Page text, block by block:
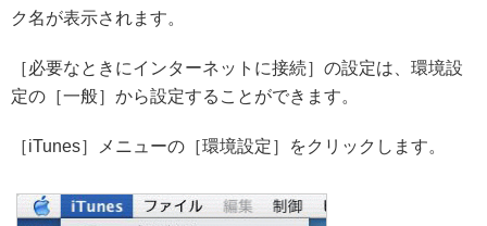
ク名が表示されます。
［必要なときにインターネットに接続］の設定は、環境設
定の［一般］から設定することができます。
［iTunes］メニューの［環境設定］をクリックします。